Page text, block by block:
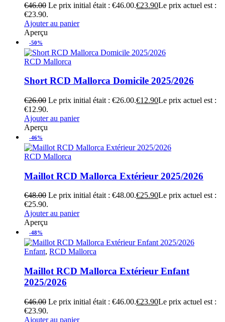
€46.00 Le prix initial était : €46.00.€23.90Le prix actuel est :
€23.90.
Ajouter au panier
Aperçu
-50%
RCD Mallorca
Short RCD Mallorca Domicile 2025/2026
€26.00 Le prix initial était : €26.00.€12.90Le prix actuel est :
€12.90.
Ajouter au panier
Aperçu
-46%
RCD Mallorca
Maillot RCD Mallorca Extérieur 2025/2026
€48.00 Le prix initial était : €48.00.€25.90Le prix actuel est :
€25.90.
Ajouter au panier
Aperçu
-48%
Enfant, RCD Mallorca
Maillot RCD Mallorca Extérieur Enfant
2025/2026
€46.00 Le prix initial était : €46.00.€23.90Le prix actuel est :
€23.90.
Ajouter au panier